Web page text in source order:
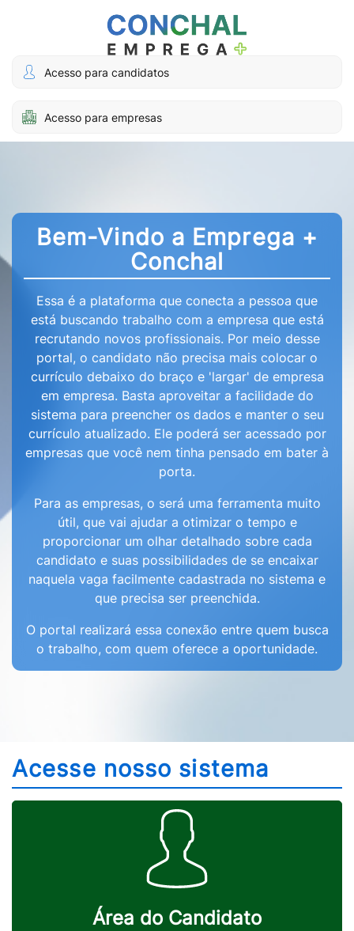
Acesso para candidatos
Acesso para empresas
Bem-Vindo a Emprega +
Conchal
Essa é a plataforma que conecta a pessoa que
está buscando trabalho com a empresa que está
recrutando novos profissionais. Por meio desse
portal, o candidato não precisa mais colocar o
currículo debaixo do braço e 'largar' de empresa
em empresa. Basta aproveitar a facilidade do
sistema para preencher os dados e manter o seu
currículo atualizado. Ele poderá ser acessado por
empresas que você nem tinha pensado em bater à
porta.
Para as empresas, o será uma ferramenta muito
útil, que vai ajudar a otimizar o tempo e
proporcionar um olhar detalhado sobre cada
candidato e suas possibilidades de se encaixar
naquela vaga facilmente cadastrada no sistema e
que precisa ser preenchida.
O portal realizará essa conexão entre quem busca
o trabalho, com quem oferece a oportunidade.
Acesse nosso sistema
Área do Candidato